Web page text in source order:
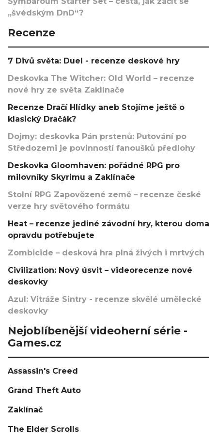
„švédským DnD“?
Recenze
7 Divů světa: Duel - recenze deskové hry
Deskovka The Witcher: Old World – recenze
nové hry ze světa Zaklínače
Recenze Dračí Hlídky aneb Stojíme ještě o
klasický Dračák?
Dojmy: deskovka Pán prstenů: Putování po
Středozemi je povinností fanoušků předlohy
Deskovka Gloomhaven: pořádné RPG pro
milovníky Skyrimu a Zaklínače
Stolní RPG Zapovězené země – recenze české
verze hry světového formátu
Heat – recenze jediné závodní hry, kterou doma
opravdu potřebujete
Zombicide – desková hra plná živých i mrtvých
Civilization: Nový úsvit – videorecenze nové
deskovky
Azul: Vitráže Sintry - recenze skvělé umělecké
deskovky
Nejoblíbenější videoherní série -
Games.cz
Assassin's Creed
Grand Theft Auto
Zaklínač
The Elder Scrolls